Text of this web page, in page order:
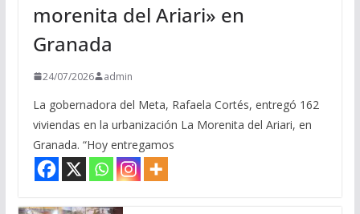
morenita del Ariari» en
Granada
24/07/2026 admin
La gobernadora del Meta, Rafaela Cortés, entregó 162
viviendas en la urbanización La Morenita del Ariari, en
Granada. “Hoy entregamos